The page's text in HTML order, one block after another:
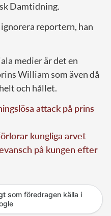
Damtidning.
reportern, han
medier är det en
William som även då
och hållet.
attack på prins
kungliga arvet
på kungen efter
som föredragen källa i